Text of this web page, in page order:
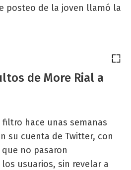
posteo de la joven llamó la
de More Rial a
filtro hace unas semanas
su cuenta de Twitter, con
que no pasaron
usuarios, sin revelar a